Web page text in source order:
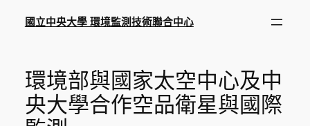
國立中央大學 環境監測技術聯合中心
環境部與國家太空中心及中
央大學合作空品衛星與國際